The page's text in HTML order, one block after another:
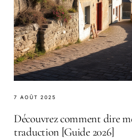
7 AOÛT 2025
Découvrez comment dire
traduction [Guide 2026]